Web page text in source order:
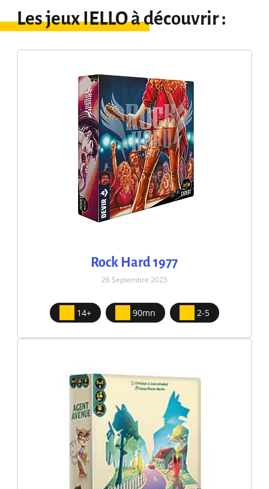
Les jeux IELLO à découvrir :
Rock Hard 1977
26 Septembre 2025
14+ 90mn 2-5